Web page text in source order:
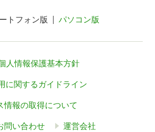
トフォン版 パソコン版
人情報保護基本方針
に関するガイドライン
情報の取得について
問い合わせ 運営会社